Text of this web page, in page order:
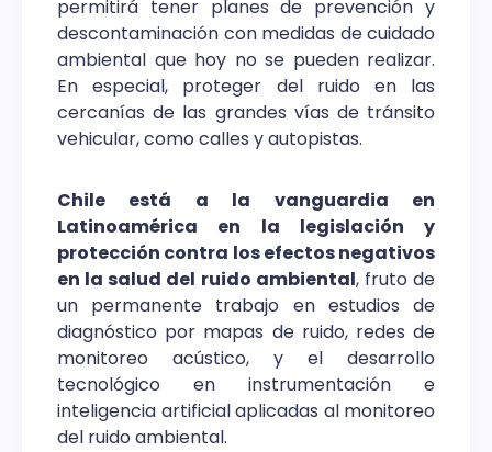
permitirá tener planes de prevención y
descontaminación con medidas de cuidado
ambiental que hoy no se pueden realizar.
En especial, proteger del ruido en las
cercanías de las grandes vías de tránsito
vehicular, como calles y autopistas.
Chile está a la vanguardia en
Latinoamérica en la legislación y
protección contra los efectos negativos
en la salud del ruido ambiental, fruto de
un permanente trabajo en estudios de
diagnóstico por mapas de ruido, redes de
monitoreo acústico, y el desarrollo
tecnológico en instrumentación e
inteligencia artificial aplicadas al monitoreo
del ruido ambiental.